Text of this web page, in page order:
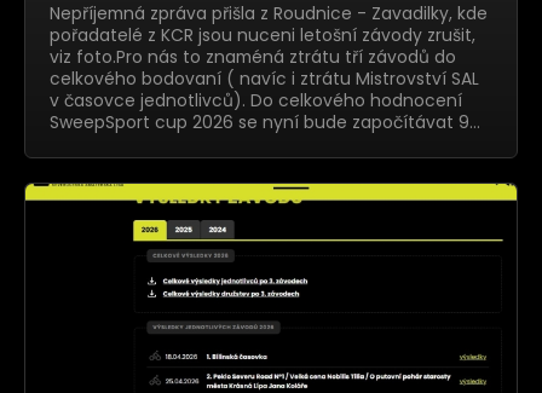
Nepříjemná zpráva přišla z Roudnice - Zavadilky, kde
pořadatelé z KCR jsou nuceni letošní závody zrušit,
viz foto.Pro nás to znaméná ztrátu tří závodů do
celkového bodovaní ( navíc i ztrátu Mistrovství SAL
v časovce jednotlivců). Do celkového hodnocení
SweepSport cup 2026 se nyní bude započítávat 9…